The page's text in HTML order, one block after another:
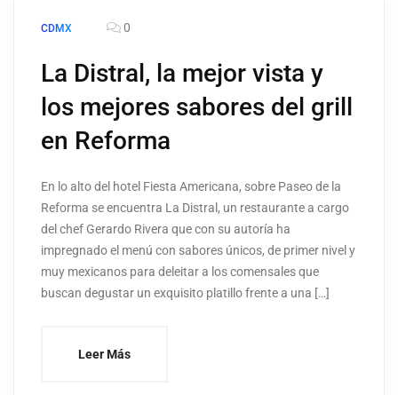
CDMX 0
La Distral, la mejor vista y
los mejores sabores del grill
en Reforma
En lo alto del hotel Fiesta Americana, sobre Paseo de la
Reforma se encuentra La Distral, un restaurante a cargo
del chef Gerardo Rivera que con su autoría ha
impregnado el menú con sabores únicos, de primer nivel y
muy mexicanos para deleitar a los comensales que
buscan degustar un exquisito platillo frente a una […]
Leer Más